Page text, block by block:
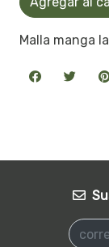
Malla manga